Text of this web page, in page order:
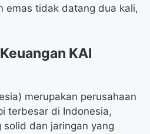
emas tidak datang dua kali,
KAI
merupakan perusahaan
terbesar di Indonesia,
dan jaringan yang